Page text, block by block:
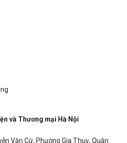
và Thương mại Hà Nội
Văn Cừ, Phường Gia Thuỵ, Quận